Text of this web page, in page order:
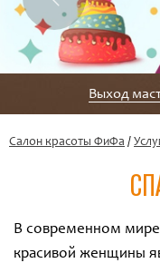
Выход
Салон красоты ФиФа /
В современном
красивой женщины